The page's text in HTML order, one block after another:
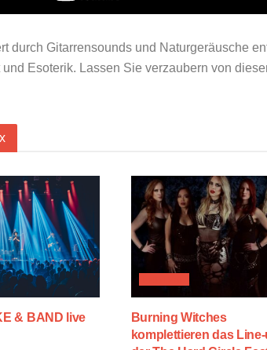
durch Gitarrensounds und Naturgeräusche
Esoterik. Lassen Sie verzaubern von
& BAND live
Burning Witches
komplettieren das